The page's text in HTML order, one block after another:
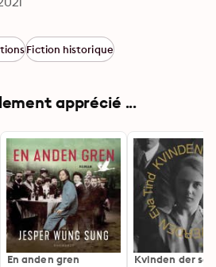
Fiction historique
apprécié ...
En anden gren
Kvinden der